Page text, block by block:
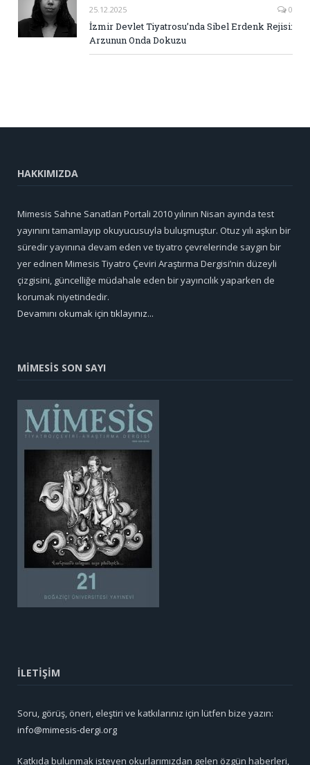
25.12.2025 0
İzmir Devlet Tiyatrosu’nda Sibel Erdenk Rejisi:
Arzunun Onda Dokuzu
HAKKIMIZDA
Mimesis Sahne Sanatları Portali 2010 yılının Nisan ayında test
yayınını tamamlayıp okuyucusuyla buluşmuştur. Otuz yılı aşkın bir
süredir yayınına devam eden ve tiyatro çevrelerinde saygın bir
yer edinen Mimesis Tiyatro Çeviri Araştırma Dergisi’nin düzeyli
çizgisini, güncelliğe müdahale eden bir yayıncılık yaparken de
korumak niyetindedir.
Devamını okumak için tıklayınız...
MİMESİS SON SAYI
İLETİŞİM
Soru, görüş, öneri, eleştiri ve katkılarınız için lütfen bize yazın:
info@mimesis-dergi.org
Katkıda bulunmak isteyen okurlarımızdan gelen özgün haberleri,